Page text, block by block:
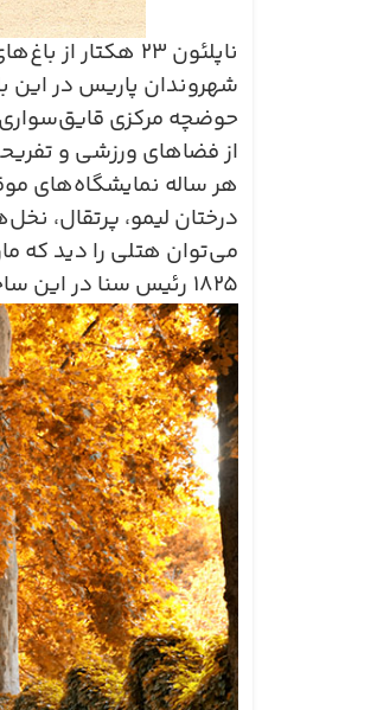
ناپلئون ۲۳ هکتار از
شهروندان پاریس در
حوضچه مرکزی قایق‌سواری
از فضاهای ورزشی و
هر ساله نمایشگاه‌های
درختان لیمو، پرتقال،
می‌توان هتلی را دید که
۱۸۲۵ رئیس سنا در این